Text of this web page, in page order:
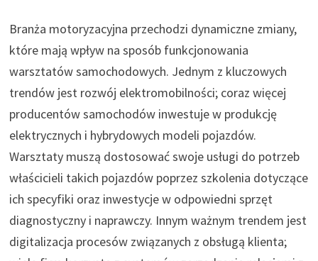
Branża motoryzacyjna przechodzi dynamiczne zmiany,
które mają wpływ na sposób funkcjonowania
warsztatów samochodowych. Jednym z kluczowych
trendów jest rozwój elektromobilności; coraz więcej
producentów samochodów inwestuje w produkcję
elektrycznych i hybrydowych modeli pojazdów.
Warsztaty muszą dostosować swoje usługi do potrzeb
właścicieli takich pojazdów poprzez szkolenia dotyczące
ich specyfiki oraz inwestycje w odpowiedni sprzęt
diagnostyczny i naprawczy. Innym ważnym trendem jest
digitalizacja procesów związanych z obsługą klienta;